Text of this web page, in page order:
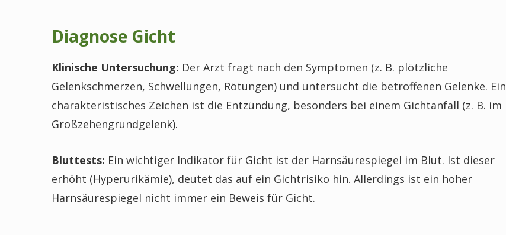
Diagnose Gicht
Klinische Untersuchung: Der Arzt fragt nach den Symptomen (z. B. plötzliche
Gelenkschmerzen, Schwellungen, Rötungen) und untersucht die betroffenen Gelenke. Ein
charakteristisches Zeichen ist die Entzündung, besonders bei einem Gichtanfall (z. B. im
Großzehengrundgelenk).
Bluttests: Ein wichtiger Indikator für Gicht ist der Harnsäurespiegel im Blut. Ist dieser
erhöht (Hyperurikämie), deutet das auf ein Gichtrisiko hin. Allerdings ist ein hoher
Harnsäurespiegel nicht immer ein Beweis für Gicht.